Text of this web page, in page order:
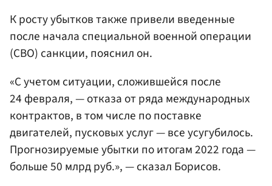
К росту убытков также привели введенные
после начала специальной военной операции
(СВО) санкции, пояснил он.
«С учетом ситуации, сложившейся после
24 февраля, — отказа от ряда международных
контрактов, в том числе по поставке
двигателей, пусковых услуг — все усугубилось.
Прогнозируемые убытки по итогам 2022 года —
больше 50 млрд руб.», — сказал Борисов.